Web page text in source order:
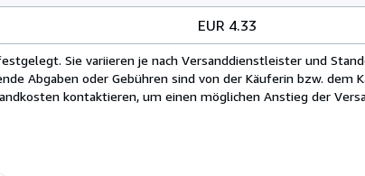
EUR 4.33
Sie variieren je nach Versanddienstleister und
Abgaben oder Gebühren sind von der Käuferin bzw. dem
kontaktieren, um einen möglichen Anstieg der